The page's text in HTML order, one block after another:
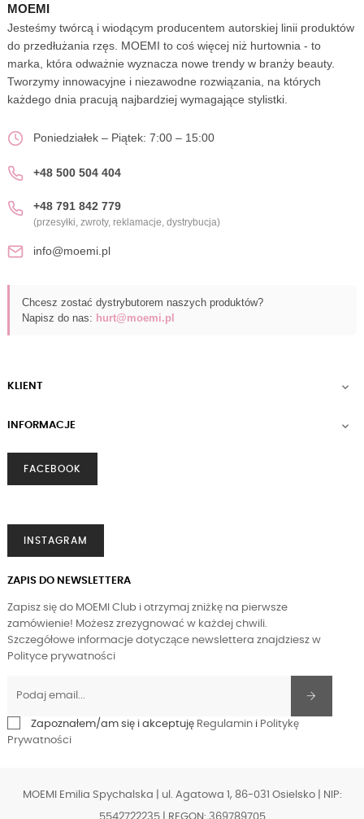
MOEMI
Jesteśmy twórcą i wiodącym producentem autorskiej linii produktów
do przedłużania rzęs. MOEMI to coś więcej niż hurtownia - to
marka, która odważnie wyznacza nowe trendy w branży beauty.
Tworzymy innowacyjne i niezawodne rozwiązania, na których
każdego dnia pracują najbardziej wymagające stylistki.
Poniedziałek – Piątek: 7:00 – 15:00
+48 500 504 404
+48 791 842 779
(przesyłki, zwroty, reklamacje, dystrybucja)
info@moemi.pl
Chcesz zostać dystrybutorem naszych produktów?
Napisz do nas: hurt@moemi.pl
KLIENT 
INFORMACJE 
FACEBOOK
INSTAGRAM
ZAPIS DO NEWSLETTERA
Zapisz się do MOEMI Club i otrzymaj zniżkę na pierwsze
zamówienie! Możesz zrezygnować w każdej chwili.
Szczegółowe informacje dotyczące newslettera znajdziesz w
Polityce prywatności
Zapoznałem/am się i akceptuję Regulamin i Politykę
Prywatności
MOEMI Emilia Spychalska | ul. Agatowa 1, 86-031 Osielsko | NIP:
5542722235 | REGON: 369789705